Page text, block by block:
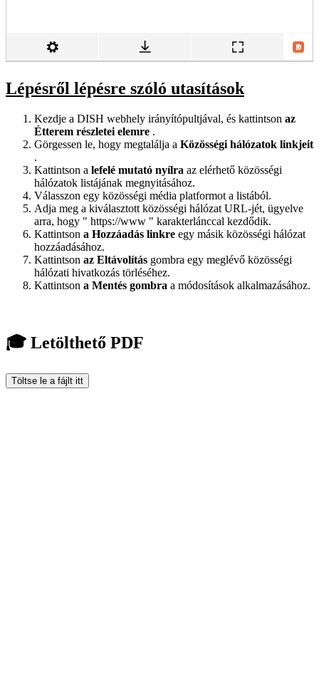
Lépésről lépésre szóló utasítások
Kezdje a DISH webhely irányítópultjával, és kattintson az
Étterem részletei elemre .
Görgessen le, hogy megtalálja a Közösségi hálózatok linkjeit
.
Kattintson a lefelé mutató nyílra az elérhető közösségi
hálózatok listájának megnyitásához.
Válasszon egy közösségi média platformot a listából.
Adja meg a kiválasztott közösségi hálózat URL-jét, ügyelve
arra, hogy " https://www " karakterlánccal kezdődik.
Kattintson a Hozzáadás linkre egy másik közösségi hálózat
hozzáadásához.
Kattintson az Eltávolítás gombra egy meglévő közösségi
hálózati hivatkozás törléséhez.
Kattintson a Mentés gombra a módosítások alkalmazásához.
🎓 Letölthető PDF
Töltse le a fájlt itt